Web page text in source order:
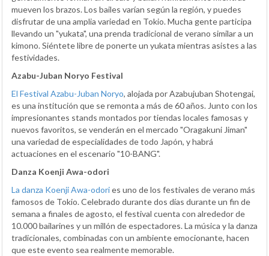
mueven los brazos. Los bailes varían según la región, y puedes
disfrutar de una amplia variedad en Tokio. Mucha gente participa
llevando un "yukata", una prenda tradicional de verano similar a un
kimono. Siéntete libre de ponerte un yukata mientras asistes a las
festividades.
Azabu-Juban Noryo Festival
El Festival Azabu-Juban Noryo, alojada por Azabujuban Shotengai,
es una institución que se remonta a más de 60 años. Junto con los
impresionantes stands montados por tiendas locales famosas y
nuevos favoritos, se venderán en el mercado "Oragakuni Jiman"
una variedad de especialidades de todo Japón, y habrá
actuaciones en el escenario "10-BANG".
Danza Koenji Awa-odori
La danza Koenji Awa-odories uno de los festivales de verano más
famosos de Tokio. Celebrado durante dos días durante un fin de
semana a finales de agosto, el festival cuenta con alrededor de
10.000 bailarines y un millón de espectadores. La música y la danza
tradicionales, combinadas con un ambiente emocionante, hacen
que este evento sea realmente memorable.